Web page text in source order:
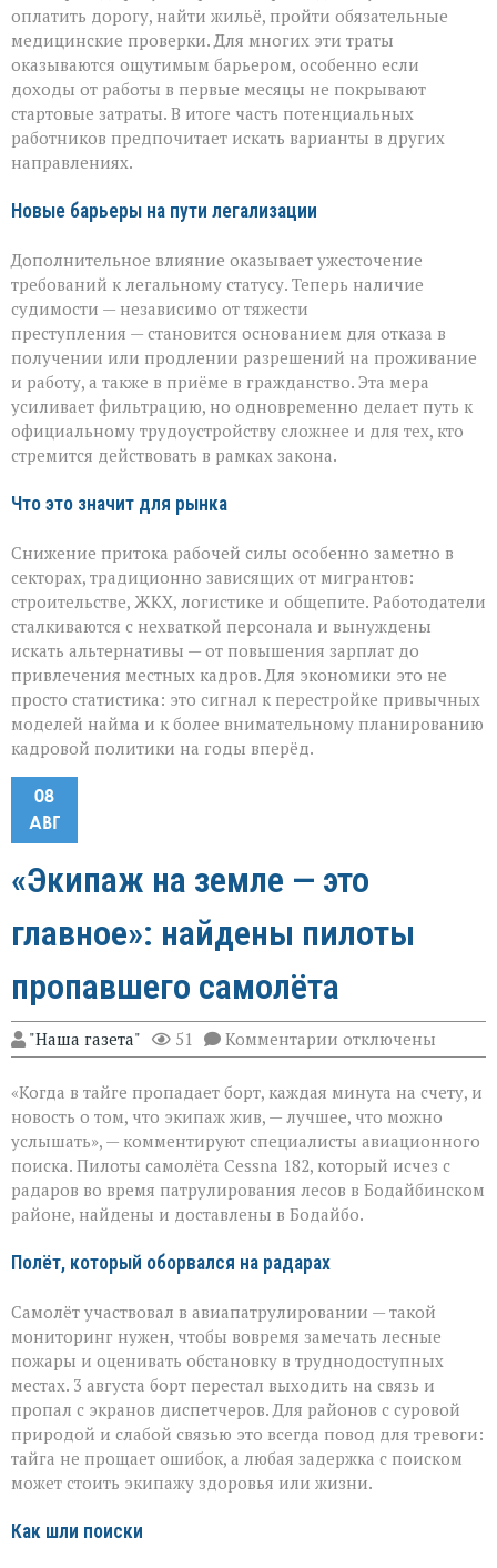
оплатить дорогу, найти жильё, пройти обязательные
медицинские проверки. Для многих эти траты
оказываются ощутимым барьером, особенно если
доходы от работы в первые месяцы не покрывают
стартовые затраты. В итоге часть потенциальных
работников предпочитает искать варианты в других
направлениях.
Новые барьеры на пути легализации
Дополнительное влияние оказывает ужесточение
требований к легальному статусу. Теперь наличие
судимости — независимо от тяжести
преступления — становится основанием для отказа в
получении или продлении разрешений на проживание
и работу, а также в приёме в гражданство. Эта мера
усиливает фильтрацию, но одновременно делает путь к
официальному трудоустройству сложнее и для тех, кто
стремится действовать в рамках закона.
Что это значит для рынка
Снижение притока рабочей силы особенно заметно в
секторах, традиционно зависящих от мигрантов:
строительстве, ЖКХ, логистике и общепите. Работодатели
сталкиваются с нехваткой персонала и вынуждены
искать альтернативы — от повышения зарплат до
привлечения местных кадров. Для экономики это не
просто статистика: это сигнал к перестройке привычных
моделей найма и к более внимательному планированию
кадровой политики на годы вперёд.
08
АВГ
«Экипаж на земле — это
главное»: найдены пилоты
пропавшего самолёта
"Наша газета" 51 Комментарии к
записи
на
земле — это
главное»:
найдены
пилоты
пропавшего
самолёта
отключены
«Когда в тайге пропадает борт, каждая минута на счету, и
новость о том, что экипаж жив, — лучшее, что можно
услышать», — комментируют специалисты авиационного
поиска. Пилоты самолёта Cessna 182, который исчез с
радаров во время патрулирования лесов в Бодайбинском
районе, найдены и доставлены в Бодайбо.
Полёт, который оборвался на радарах
Самолёт участвовал в авиапатрулировании — такой
мониторинг нужен, чтобы вовремя замечать лесные
пожары и оценивать обстановку в труднодоступных
местах. 3 августа борт перестал выходить на связь и
пропал с экранов диспетчеров. Для районов с суровой
природой и слабой связью это всегда повод для тревоги:
тайга не прощает ошибок, а любая задержка с поиском
может стоить экипажу здоровья или жизни.
Как шли поиски